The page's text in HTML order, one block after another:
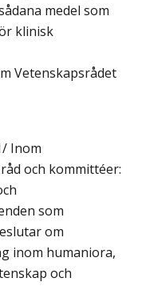
medel som
klinisk
Vetenskapsrådet
Inom
och kommittéer:
som
om
inom humaniora,
och